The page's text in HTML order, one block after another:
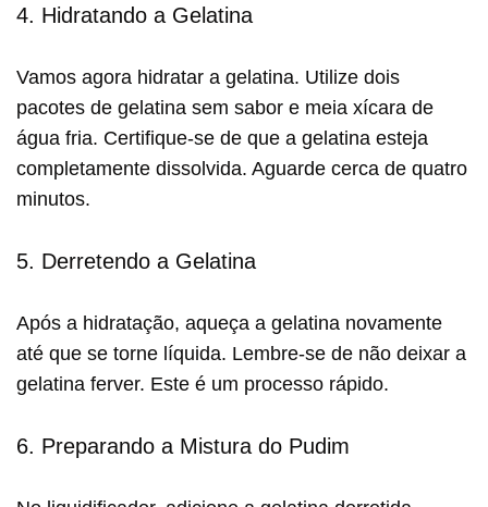
4. Hidratando a Gelatina
Vamos agora hidratar a gelatina. Utilize dois
pacotes de gelatina sem sabor e meia xícara de
água fria. Certifique-se de que a gelatina esteja
completamente dissolvida. Aguarde cerca de quatro
minutos.
5. Derretendo a Gelatina
Após a hidratação, aqueça a gelatina novamente
até que se torne líquida. Lembre-se de não deixar a
gelatina ferver. Este é um processo rápido.
6. Preparando a Mistura do Pudim